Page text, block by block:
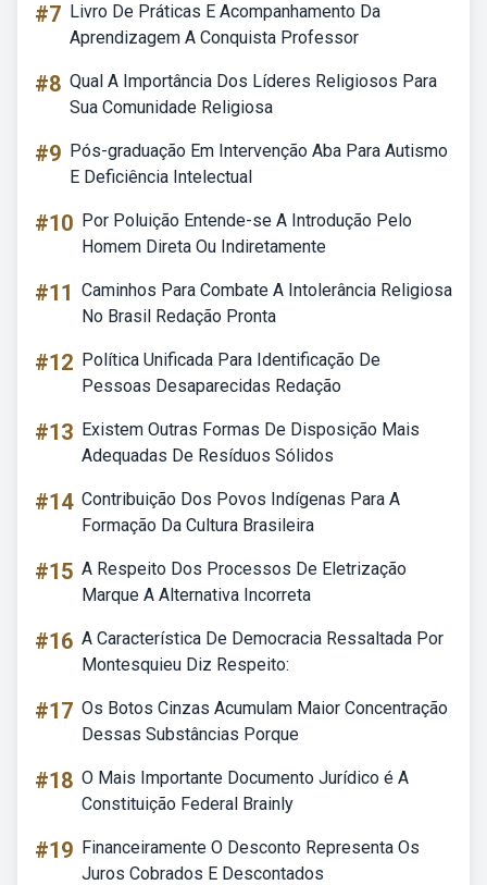
#7 Livro De Práticas E Acompanhamento Da
Aprendizagem A Conquista Professor
#8 Qual A Importância Dos Líderes Religiosos Para
Sua Comunidade Religiosa
#9 Pós-graduação Em Intervenção Aba Para Autismo
E Deficiência Intelectual
#10 Por Poluição Entende-se A Introdução Pelo
Homem Direta Ou Indiretamente
#11 Caminhos Para Combate A Intolerância Religiosa
No Brasil Redação Pronta
#12 Política Unificada Para Identificação De
Pessoas Desaparecidas Redação
#13 Existem Outras Formas De Disposição Mais
Adequadas De Resíduos Sólidos
#14 Contribuição Dos Povos Indígenas Para A
Formação Da Cultura Brasileira
#15 A Respeito Dos Processos De Eletrização
Marque A Alternativa Incorreta
#16 A Característica De Democracia Ressaltada Por
Montesquieu Diz Respeito:
#17 Os Botos Cinzas Acumulam Maior Concentração
Dessas Substâncias Porque
#18 O Mais Importante Documento Jurídico é A
Constituição Federal Brainly
#19 Financeiramente O Desconto Representa Os
Juros Cobrados E Descontados